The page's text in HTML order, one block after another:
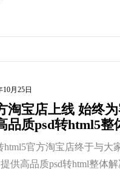
10月25日
淘宝店上线 始终
品质psd转html5整
html5官方淘宝店终于与大
供高品质psd转html整体